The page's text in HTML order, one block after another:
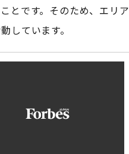
とです。そのため、エリ
しています。